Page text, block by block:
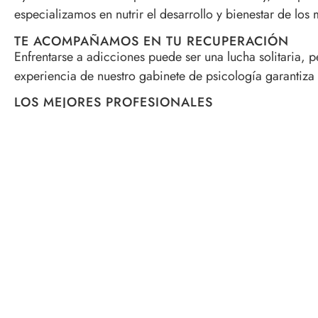
especializamos en nutrir el desarrollo y bienestar de los
TE ACOMPAÑAMOS EN TU RECUPERACIÓN
Enfrentarse a adicciones puede ser una lucha
experiencia de nuestro gabinete de psicología
LOS MEJORES PROFESIONALES